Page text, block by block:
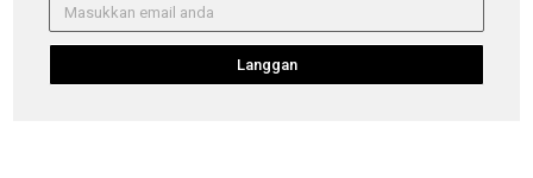
Langgan